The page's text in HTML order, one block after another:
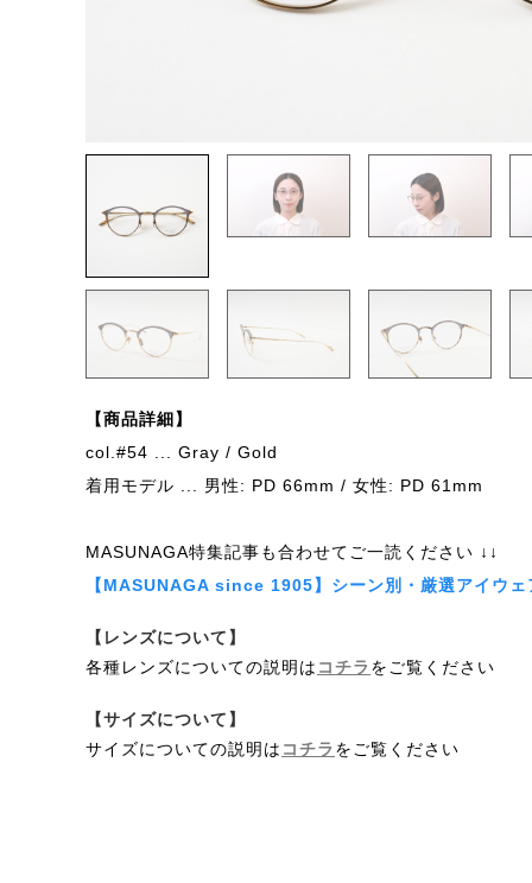
【商品詳細】
col.#54 ... Gray / Gold
着用モデル ... 男性: PD 66mm / 女性: PD 61mm
MASUNAGA特集記事も合わせてご一読ください ↓↓
【MASUNAGA since 1905】シーン別・厳選アイウェ
【レンズについて】
各種レンズについての説明は コチラ をご覧ください
【サイズについて】
サイズについての説明は コチラ をご覧ください